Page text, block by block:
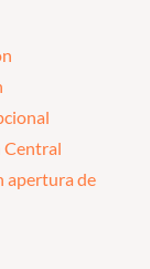
Central
apertura de